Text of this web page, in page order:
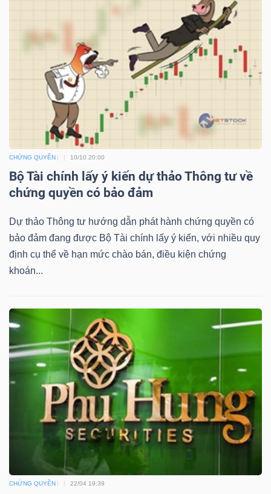
CHỨNG QUYỀN 10/10 20:00
Bộ Tài chính lấy ý kiến dự thảo Thông tư về
chứng quyền có bảo đảm
Dự thảo Thông tư hướng dẫn phát hành chứng quyền có
bảo đảm đang được Bộ Tài chính lấy ý kiến, với nhiều quy
định cụ thể về hạn mức chào bán, điều kiện chứng
khoán...
CHỨNG QUYỀN 22/04 19:39
TÀI
NGHỆ
THÔNG
TIN
DỊCH
TIỆN
BẤT